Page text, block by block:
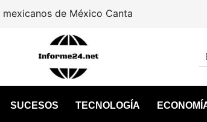
de México Canta
SUCESOS TECNOLOGÍA